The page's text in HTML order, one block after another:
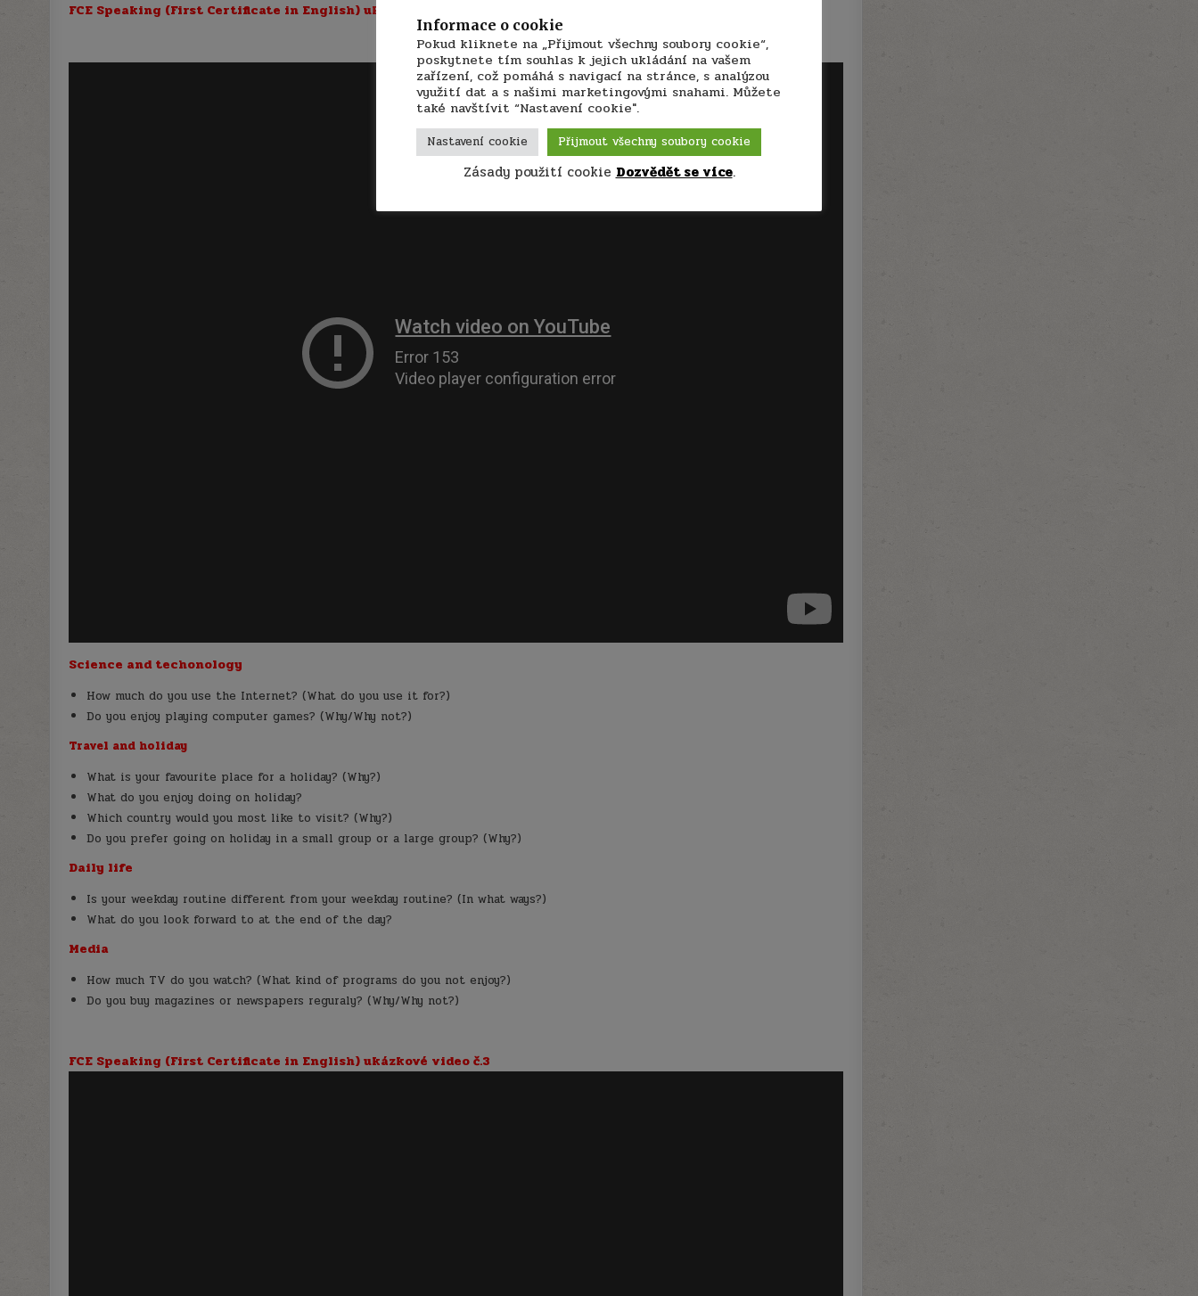
FCE Speaking (First Certificate in English) ukázkové video č.2
Science and techonology
How much do you use the Internet? (What do you use it for?)
Do you enjoy playing computer games? (Why/Why not?)
Travel and holiday
What is your favourite place for a holiday? (Why?)
What do you enjoy doing on holiday?
Which country would you most like to visit? (Why?)
Do you prefer going on holiday in a small group or a large group? (Why?)
Daily life
Is your weekday routine different from your weekday routine? (In what ways?)
What do you look forward to at the end of the day?
Media
How much TV do you watch? (What kind of programs do you not enjoy?)
Do you buy magazines or newspapers reguraly? (Why/Why not?)
FCE Speaking (First Certificate in English) ukázkové video č.3
Informace o cookie
Pokud kliknete na „Přijmout všechny soubory cookie“,
poskytnete tím souhlas k jejich ukládání na vašem
zařízení, což pomáhá s navigací na stránce, s analýzou
využití dat a s našimi marketingovými snahami. Můžete
také navštívit “Nastavení cookie".
Nastavení cookie Přijmout všechny soubory cookie
Zásady použití cookie Dozvědět se více.